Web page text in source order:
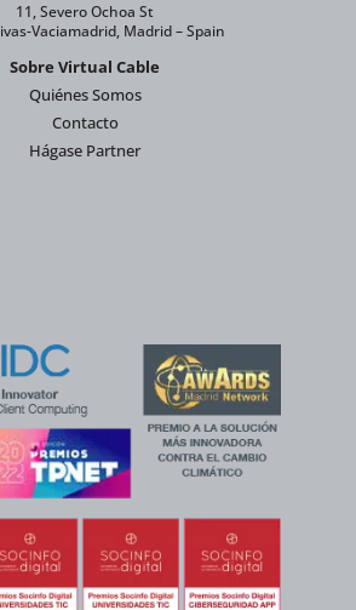
11, Severo Ochoa St
Vaciamadrid, Madrid – Spain
Sobre Virtual Cable
Quiénes Somos
Contacto
Hágase Partner